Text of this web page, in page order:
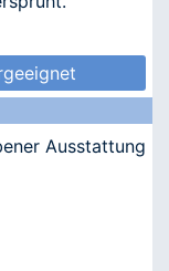
Ausstattung